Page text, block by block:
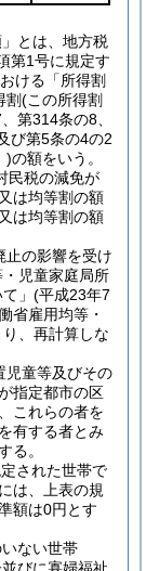
とは、地方税
第1号に規定す
ける「所得割
(この所得割
第314条の8、
び第5条の4の2
の額をいう。
民税の減免が
は均等割の額
は均等割の額
の影響を受け
児童家庭局所
」(平成23年7
省雇用均等・
、再計算しな
童等及びその
指定都市の区
これらの者を
有する者とみ
る。
された世帯で
は、上表の規
額は0円とす
ない世帯